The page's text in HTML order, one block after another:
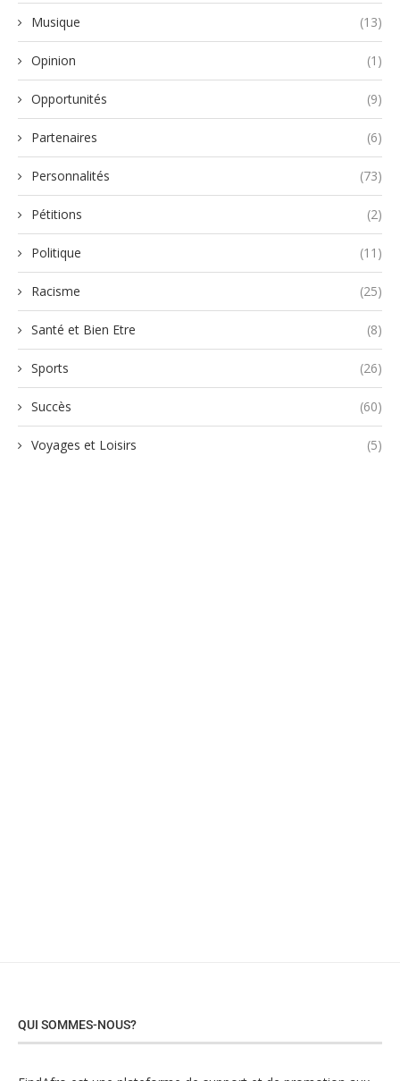
Musique (13)
Opinion (1)
Opportunités (9)
Partenaires (6)
Personnalités (73)
Pétitions (2)
Politique (11)
Racisme (25)
Santé et Bien Etre (8)
Sports (26)
Succès (60)
Voyages et Loisirs (5)
QUI SOMMES-NOUS?